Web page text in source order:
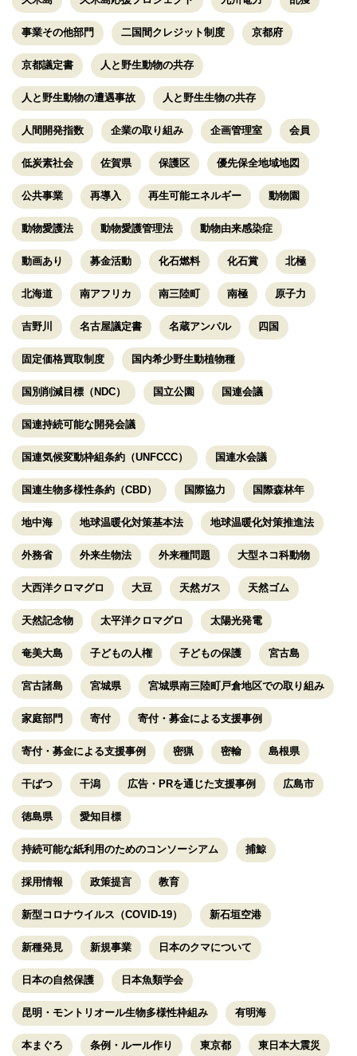
事業その他部門 二国間クレジット制度 京都府
京都議定書 人と野生動物の共存
人と野生動物の遭遇事故 人と野生生物の共存
人間開発指数 企業の取り組み 企画管理室 会員
低炭素社会 佐賀県 保護区 優先保全地域地図
公共事業 再導入 再生可能エネルギー 動物園
動物愛護法 動物愛護管理法 動物由来感染症
動画あり 募金活動 化石燃料 化石賞 北極
北海道 南アフリカ 南三陸町 南極 原子力
吉野川 名古屋議定書 名蔵アンパル 四国
固定価格買取制度 国内希少野生動植物種
国別削減目標（NDC） 国立公園 国連会議
国連持続可能な開発会議
国連気候変動枠組条約（UNFCCC） 国連水会議
国連生物多様性条約（CBD） 国際協力 国際森林年
地中海 地球温暖化対策基本法 地球温暖化対策推進法
外務省 外来生物法 外来種問題 大型ネコ科動物
大西洋クロマグロ 大豆 天然ガス 天然ゴム
天然記念物 太平洋クロマグロ 太陽光発電
奄美大島 子どもの人権 子どもの保護 宮古島
宮古諸島 宮城県 宮城県南三陸町戸倉地区での取り組み
家庭部門 寄付 寄付・募金による支援事例
寄付・募金による支援事例 密猟 密輸 島根県
干ばつ 干潟 広告・PRを通じた支援事例 広島市
徳島県 愛知目標
持続可能な紙利用のためのコンソーシアム 捕鯨
採用情報 政策提言 教育
新型コロナウイルス（COVID-19） 新石垣空港
新種発見 新規事業 日本のクマについて
日本の自然保護 日本魚類学会
昆明・モントリオール生物多様性枠組み 有明海
本まぐろ 条例・ルール作り 東京都 東日本大震災